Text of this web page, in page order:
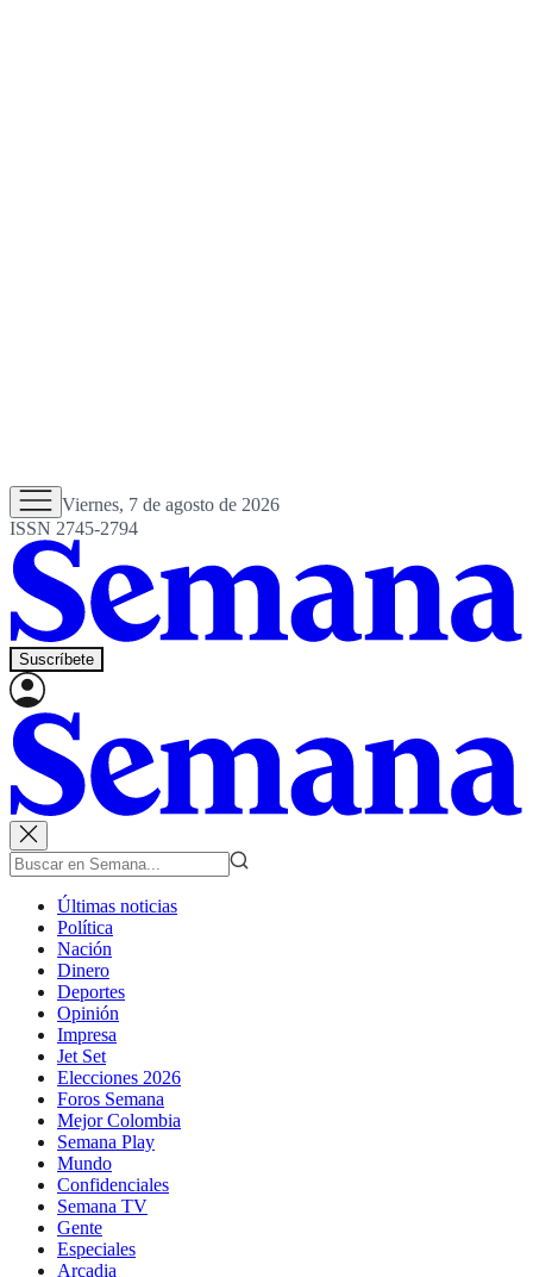
Viernes, 7 de agosto de 2026
ISSN 2745-2794
Suscríbete
Últimas noticias
Política
Nación
Dinero
Deportes
Opinión
Impresa
Jet Set
Elecciones 2026
Foros Semana
Mejor Colombia
Semana Play
Mundo
Confidenciales
Semana TV
Gente
Especiales
Arcadia